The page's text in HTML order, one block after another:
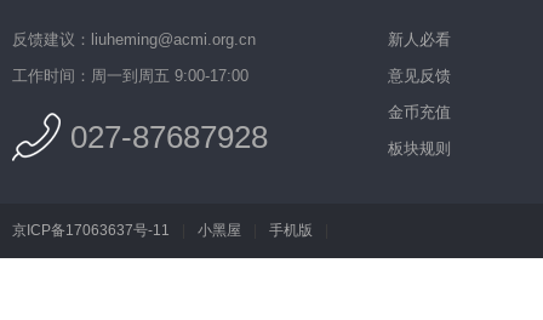
反馈建议：liuheming@acmi.org.cn
工作时间：周一到周五 9:00-17:00
027-87687928
新人必看
意见反馈
金币充值
板块规则
京ICP备17063637号-11 小黑屋 手机版